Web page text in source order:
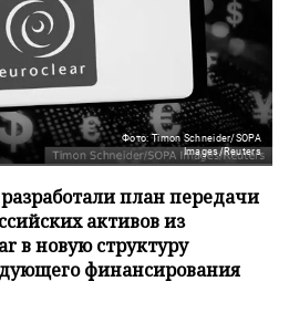
Фото: Timon Schneider/SOPA
Images/Reuters
план передачи
активов из
в новую структуру
финансирования